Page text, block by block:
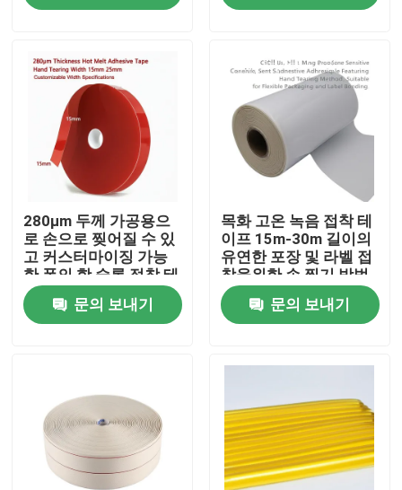
동영상
회사 소개
공장 투어
품질 관리
연락처
속건성 접착제 접착 테이프
카펫 접착 테이프
280μm 두께 가공용으
로 손으로 찢어질 수 있
고 커스터마이징 가능
한 폭의 핫 슬롯 접착 테
이프
문의 보내기
목화 고온 녹음 접착 테
이프 15m-30m 길이의
유연한 포장 및 라벨 접
착을위한 손 찢기 방법
과 높은 점도성
문의 보내기